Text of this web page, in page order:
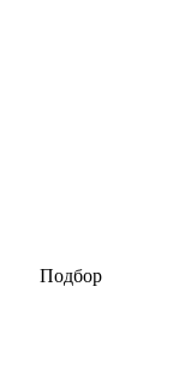
Подбор